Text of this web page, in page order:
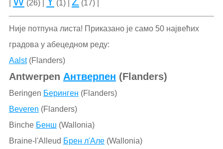
(26) | (1) | (17) |
Није потпуна листа! Приказано је само 50 највећих
градова у абецедном реду:
Aalst(Flanders)
Antwerpen Антверпен (Flanders)
Beringen Беринген (Flanders)
Beveren (Flanders)
Binche Бенш (Wallonia)
Braine-l'Alleud Брен л'Але(Wallonia)